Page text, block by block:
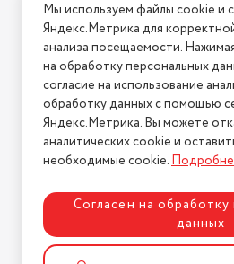
Условия
Нашли ошибку на сайте?
2026 © Интернет-магазин
Политика
Разработка сайта
Мы используем файлы cookie и
Яндекс.Метрика для
анализа посещаемости.
на обработку персональных
согласие на использование
обработку данных с помощью
Яндекс.Метрика. Вы можете
аналитических cookie и
необходимые cookie.
Согласен на
данных